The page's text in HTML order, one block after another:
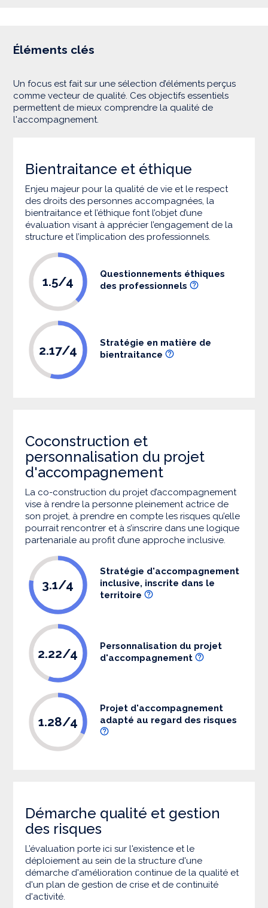
Éléments clés
Un focus est fait sur une sélection d’éléments perçus
comme vecteur de qualité. Ces objectifs essentiels
permettent de mieux comprendre la qualité de
l'accompagnement.
Bientraitance et éthique
Enjeu majeur pour la qualité de vie et le respect
des droits des personnes accompagnées, la
bientraitance et l’éthique font l’objet d’une
évaluation visant à apprécier l’engagement de la
structure et l’implication des professionnels.
1.5/4
Questionnements éthiques
des professionnels
2.17/4
Stratégie en matière de
bientraitance
Coconstruction et
personnalisation du projet
d'accompagnement
La co-construction du projet d’accompagnement
vise à rendre la personne pleinement actrice de
son projet, à prendre en compte les risques qu’elle
pourrait rencontrer et à s’inscrire dans une logique
partenariale au profit d’une approche inclusive.
3.1/4
Stratégie d'accompagnement
inclusive, inscrite dans le
territoire
2.22/4
Personnalisation du projet
d'accompagnement
1.28/4
Projet d'accompagnement
adapté au regard des risques
Démarche qualité et gestion
des risques
L’évaluation porte ici sur l'existence et le
déploiement au sein de la structure d'une
démarche d'amélioration continue de la qualité et
d'un plan de gestion de crise et de continuité
d'activité.